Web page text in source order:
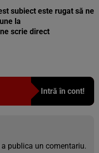
subiect este rugat să ne
la
scrie direct
Intră în cont!
a publica un comentariu.